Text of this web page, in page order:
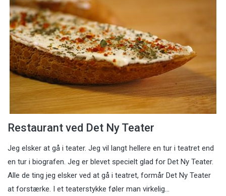
Restaurant ved Det Ny Teater
Jeg elsker at gå i teater. Jeg vil langt hellere en tur i teatret end
en tur i biografen. Jeg er blevet specielt glad for Det Ny Teater.
Alle de ting jeg elsker ved at gå i teatret, formår Det Ny Teater
at forstærke. I et teaterstykke føler man virkelig…